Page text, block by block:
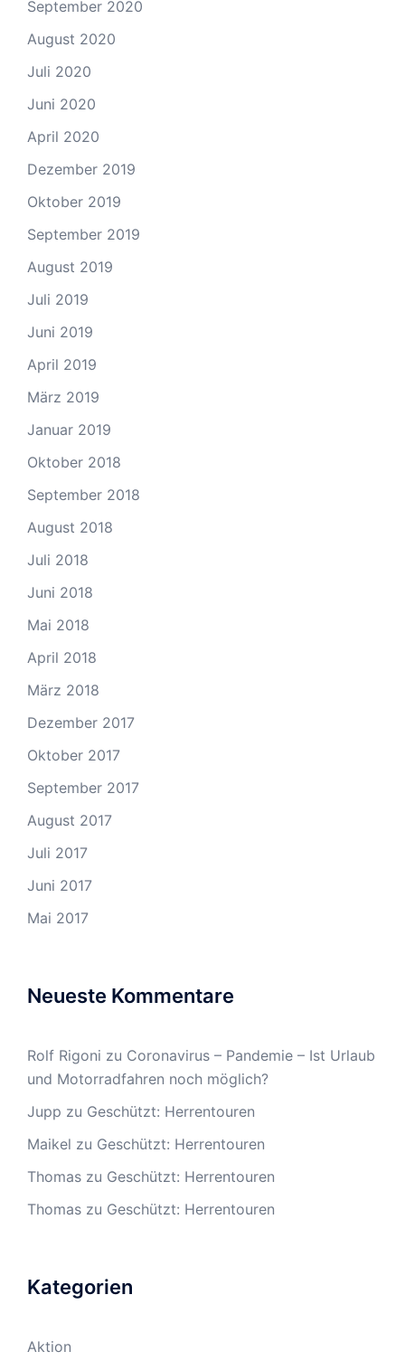
September 2020
August 2020
Juli 2020
Juni 2020
April 2020
Dezember 2019
Oktober 2019
September 2019
August 2019
Juli 2019
Juni 2019
April 2019
März 2019
Januar 2019
Oktober 2018
September 2018
August 2018
Juli 2018
Juni 2018
Mai 2018
April 2018
März 2018
Dezember 2017
Oktober 2017
September 2017
August 2017
Juli 2017
Juni 2017
Mai 2017
Neueste Kommentare
Rolf Rigoni zu Coronavirus – Pandemie – Ist Urlaub
und Motorradfahren noch möglich?
Jupp zu Geschützt: Herrentouren
Maikel zu Geschützt: Herrentouren
Thomas zu Geschützt: Herrentouren
Thomas zu Geschützt: Herrentouren
Kategorien
Aktion